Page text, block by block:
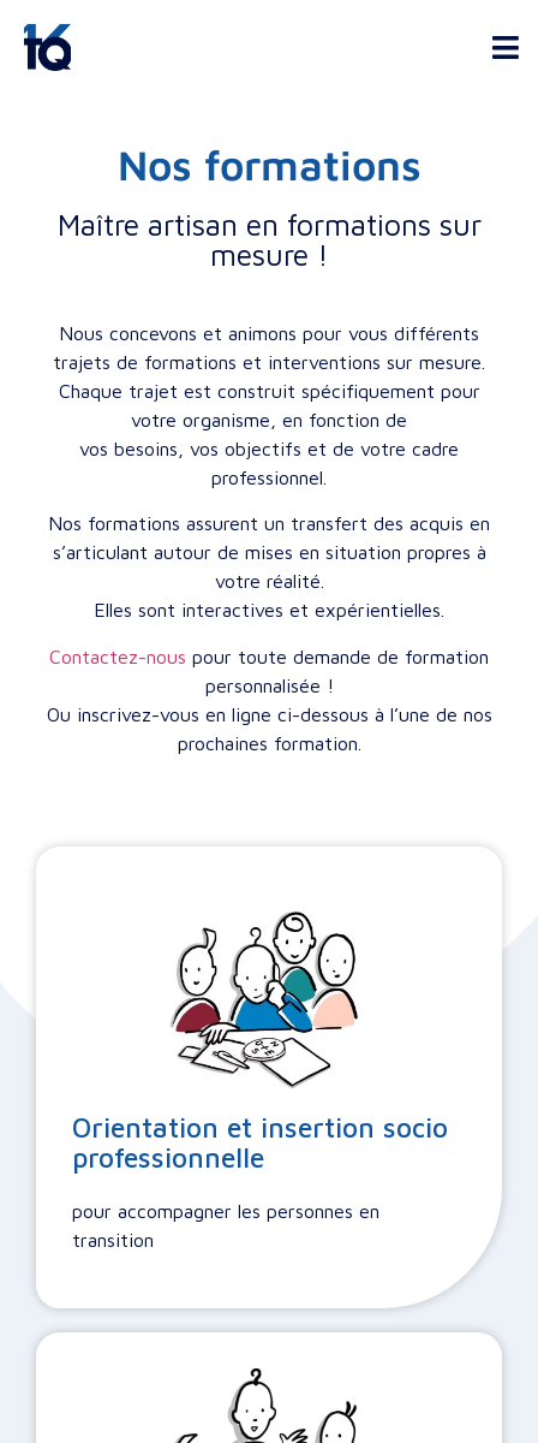
Nos formations
Maître artisan en formations sur
mesure !
Nous concevons et animons pour vous différents
trajets de formations et interventions sur mesure.
Chaque trajet est construit spécifiquement pour
votre organisme, en fonction de
vos besoins, vos objectifs et de votre cadre
professionnel.
Nos formations assurent un transfert des acquis en
s’articulant autour de mises en situation propres à
votre réalité.
Elles sont interactives et expérientielles.
Contactez-nous pour toute demande de formation
personnalisée !
Ou inscrivez-vous en ligne ci-dessous à l’une de nos
prochaines formation.
Orientation et insertion socio
professionnelle
pour accompagner les personnes en
transition